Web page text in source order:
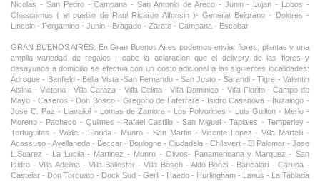
Nicolas - San Pedro - Campana - San Antonio de Areco - Junin - Lujan - Lobos -
Chascomus ( el pueblo de Raul Ricardo Alfonsin )- General Belgrano - Dolores -
Lincoln - Pergamino - Junin - Bragado - Zarate - Campana - Escobar
GRAN BUENOS AIRES: En Gran Buenos Aires podemos enviar flores, plantas y una
amplia variedad de regalos , cabe la aclaracion que el delivery de las flores y
desayunos a domicilio se efectua con un costo adicional a las siguientes localidades:
Adrogue - Banfield - Bella Vista -San Fernando - San Justo - Sarandi - Tigre - Valentin
Alsina - Victoria - Villa Caraza - Villa Celina - Villa Dominico - Villa Fiorito - Campo de
Mayo - Caseros - Don Bosco - Gregorio de Laferrere - Isidro Casanova - Ituzaingo -
Jose C. Paz - Llavallol - Lomas de Zamora - Los Polvorines - Luis Guillon - Merlo -
Moreno - Pacheco - Quilmes - Rafael Castillo - San Miguel - Tapiales - Temperley -
Tortuguitas - Wilde - Florida - Munro - San Martin - Vicente Lopez - Villa Martelli -
Acassuso - Avellaneda - Beccar - Boulogne - Ciudadela - Chilavert - El Palomar - Jose
L.Suarez - La Lucila - Martinez - Munro - Olivos- Panamericana y Marquez - San
Isidro - Villa Adelina - Villa Ballester - Villa Bosch - Aldo Bonzi - Bancalari - Carupa -
Castelar - Don Torcuato - Dock Sud - Gerli - Haedo - Hurlingham - Lanus - La Tablada